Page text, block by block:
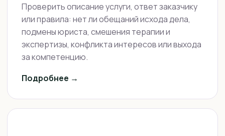
Проверить описание услуги, ответ заказчику
или правила: нет ли обещаний исхода дела,
подмены юриста, смешения терапии и
экспертизы, конфликта интересов или выхода
за компетенцию.
Подробнее →